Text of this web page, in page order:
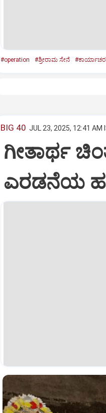
#operation #ಶ್ರೀರಾಮ ಸೇನೆ
BIG 40 JUL 23, 2025, 12:41 AM
ಗೀತಾರ್ಥ
ಎರಡನೆಯ